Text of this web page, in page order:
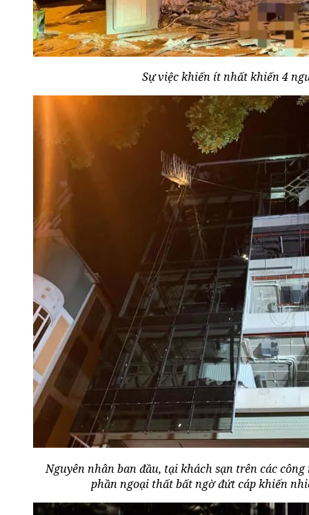
Sự việc khiến ít nhất khiến 4
Nguyên nhân ban đầu, tại khách sạn trên các
phần ngoại thất bất ngờ đứt cáp khiến